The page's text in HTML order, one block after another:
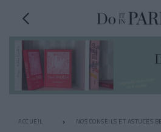
ACCUEIL NOS CONSEILS ET ASTUCES